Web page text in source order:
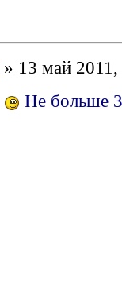
» 13 май
Не больше